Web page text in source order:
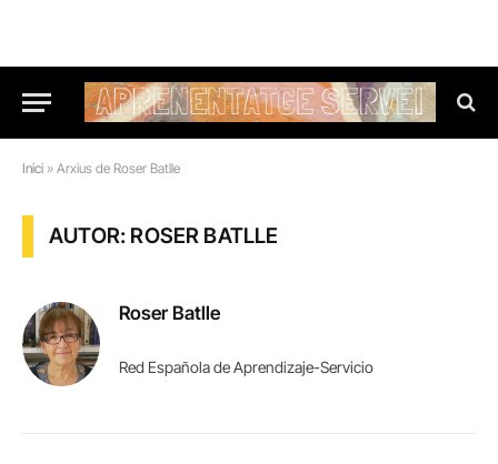
Inici » Arxius de Roser Batlle
AUTOR: ROSER BATLLE
Roser Batlle
Red Española de Aprendizaje-Servicio